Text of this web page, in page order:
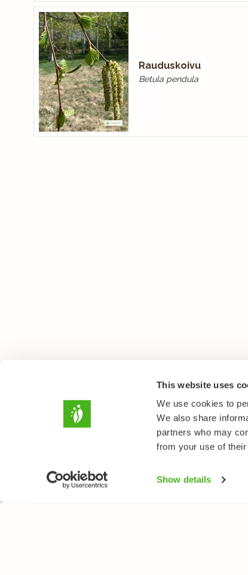
This website uses
We use cookies to
We also share
partners who may
from your use of
Show details
Rauduskoivu
Betula pendula